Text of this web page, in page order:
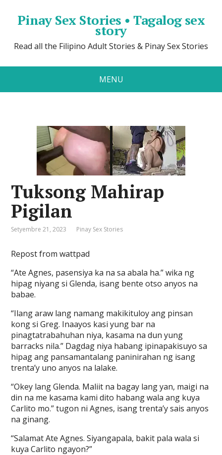
Pinay Sex Stories • Tagalog sex
story
Read all the Filipino Adult Stories & Pinay Sex Stories
MENU
Tuksong Mahirap
Pigilan
Setyembre 21, 2023 Pinay Sex Stories
Repost from wattpad
“Ate Agnes, pasensiya ka na sa abala ha.” wika ng
hipag niyang si Glenda, isang bente otso anyos na
babae.
“Ilang araw lang namang makikituloy ang pinsan
kong si Greg. Inaayos kasi yung bar na
pinagtatrabahuhan niya, kasama na dun yung
barracks nila.” Dagdag niya habang ipinapakisuyo sa
hipag ang pansamantalang paninirahan ng isang
trenta’y uno anyos na lalake.
“Okey lang Glenda. Maliit na bagay lang yan, maigi na
din na me kasama kami dito habang wala ang kuya
Carlito mo.” tugon ni Agnes, isang trenta’y sais anyos
na ginang.
“Salamat Ate Agnes. Siyangapala, bakit pala wala si
kuya Carlito ngayon?”